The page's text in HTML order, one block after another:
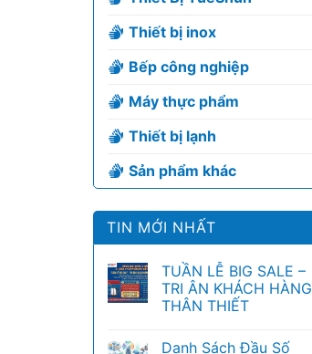
Thiết bị inox
Bếp công nghiệp
Máy thực phẩm
Thiết bị lạnh
Sản phẩm khác
TIN MỚI NHẤT
TUẦN LỄ BIG SALE –
TRI ÂN KHÁCH HÀNG
THÂN THIẾT
Danh Sách Đầu Số